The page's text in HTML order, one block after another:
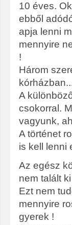
10 éves.
ebből
apja lenni
mennyire
!
Három
A
csokorral.
vagyunk,
A történet
is kell lenni
Az egész
nem talált
Ezt nem
mennyire
gyerek !